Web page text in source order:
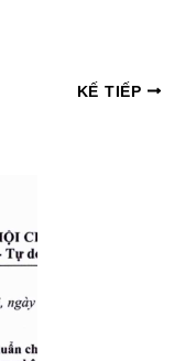
KẾ TIẾP